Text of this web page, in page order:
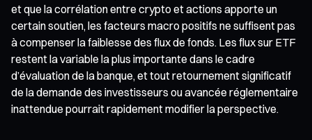
et que la corrélation entre crypto et actions apporte un
certain soutien, les facteurs macro positifs ne suffisent pas
à compenser la faiblesse des flux de fonds. Les flux sur ETF
restent la variable la plus importante dans le cadre
d’évaluation de la banque, et tout retournement significatif
de la demande des investisseurs ou avancée réglementaire
inattendue pourrait rapidement modifier la perspective.